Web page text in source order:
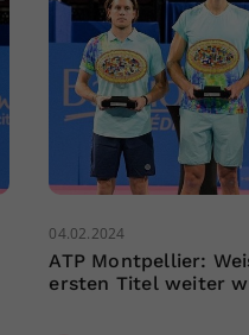
04.02.2024
ATP Montpellier:
ersten Titel weiter